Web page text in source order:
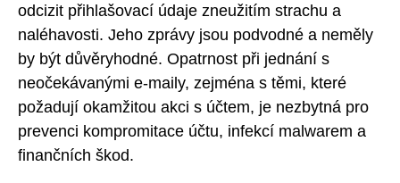
odcizit přihlašovací údaje zneužitím strachu a
naléhavosti. Jeho zprávy jsou podvodné a neměly
by být důvěryhodné. Opatrnost při jednání s
neočekávanými e-maily, zejména s těmi, které
požadují okamžitou akci s účtem, je nezbytná pro
prevenci kompromitace účtu, infekcí malwarem a
finančních škod.